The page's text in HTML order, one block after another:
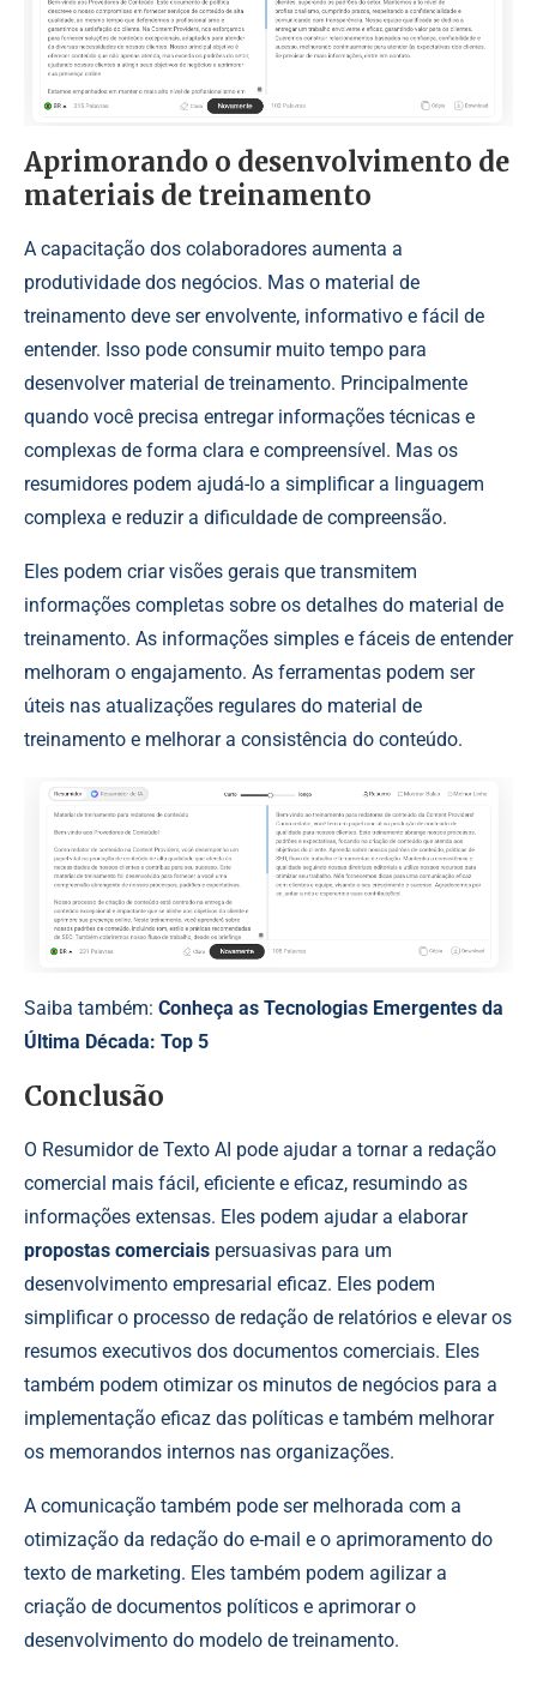
Aprimorando o desenvolvimento de
materiais de treinamento
A capacitação dos colaboradores aumenta a
produtividade dos negócios. Mas o material de
treinamento deve ser envolvente, informativo e fácil de
entender. Isso pode consumir muito tempo para
desenvolver material de treinamento. Principalmente
quando você precisa entregar informações técnicas e
complexas de forma clara e compreensível. Mas os
resumidores podem ajudá-lo a simplificar a linguagem
complexa e reduzir a dificuldade de compreensão.
Eles podem criar visões gerais que transmitem
informações completas sobre os detalhes do material de
treinamento. As informações simples e fáceis de entender
melhoram o engajamento. As ferramentas podem ser
úteis nas atualizações regulares do material de
treinamento e melhorar a consistência do conteúdo.
Saiba também: Conheça as Tecnologias Emergentes da
Última Década: Top 5
Conclusão
O Resumidor de Texto AI pode ajudar a tornar a redação
comercial mais fácil, eficiente e eficaz, resumindo as
informações extensas. Eles podem ajudar a elaborar
propostas comerciais persuasivas para um
desenvolvimento empresarial eficaz. Eles podem
simplificar o processo de redação de relatórios e elevar os
resumos executivos dos documentos comerciais. Eles
também podem otimizar os minutos de negócios para a
implementação eficaz das políticas e também melhorar
os memorandos internos nas organizações.
A comunicação também pode ser melhorada com a
otimização da redação do e-mail e o aprimoramento do
texto de marketing. Eles também podem agilizar a
criação de documentos políticos e aprimorar o
desenvolvimento do modelo de treinamento.